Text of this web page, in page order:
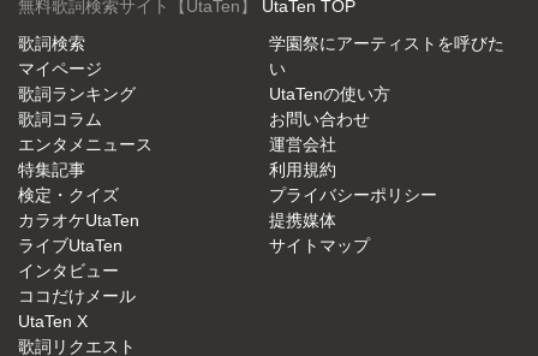
無料歌詞検索サイト【UtaTen】 UtaTen TOP
歌詞検索
マイページ
歌詞ランキング
歌詞コラム
エンタメニュース
特集記事
検定・クイズ
カラオケUtaTen
ライブUtaTen
インタビュー
ココだけメール
UtaTen X
歌詞リクエスト
学園祭にアーティストを呼びた
い
UtaTenの使い方
お問い合わせ
運営会社
利用規約
プライバシーポリシー
提携媒体
サイトマップ